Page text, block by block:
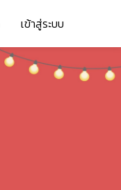
เข้าสู่ระบบ